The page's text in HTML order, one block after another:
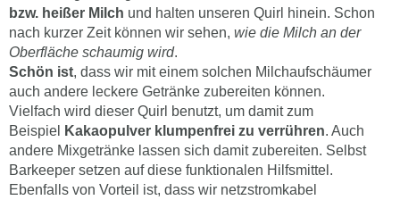
bzw. heißer Milch und halten unseren Quirl hinein. Schon
nach kurzer Zeit können wir sehen, wie die Milch an der
Oberfläche schaumig wird.
Schön ist, dass wir mit einem solchen Milchaufschäumer
auch andere leckere Getränke zubereiten können.
Vielfach wird dieser Quirl benutzt, um damit zum
Beispiel
Kakaopulver klumpenfrei zu verrühren. Auch
andere Mixgetränke lassen sich damit zubereiten. Selbst
Barkeeper setzen auf diese funktionalen Hilfsmittel.
Ebenfalls von Vorteil ist, dass wir netzstromkabel